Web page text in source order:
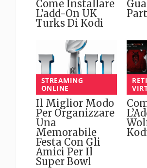
Come Installare
L’add-On UK
Turks Di Kodi
STREAMING
ONLINE
Il Miglior Modo
Per Organizzare
Una
Memorabile
Festa Con Gli
Amici Per Il
Super Bowl